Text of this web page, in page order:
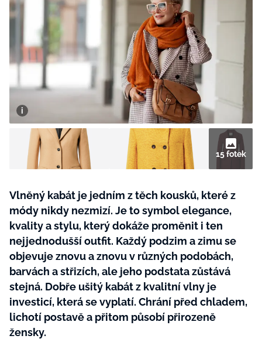
Životní styl
Všechny kategorie
Testy a kvízy
BYDLENÍ
Všechny kategorie
Tvoření
Rady a tipy
BurdaMedia
Extra
SVĚT ŽENY - 599 KČ
ROČNÍ PŘEDPLATNÉ SVĚT ŽENY +
SADA PRODUKTŮ MANA (10 ks)
15 fotek
Vlněný kabát je jedním z těch kousků, které z
módy nikdy nezmizí. Je to symbol elegance,
kvality a stylu, který dokáže proměnit i ten
nejjednodušší outfit. Každý podzim a zimu se
objevuje znovu a znovu v různých podobách,
barvách a střizích, ale jeho podstata zůstává
stejná. Dobře ušitý kabát z kvalitní vlny je
investicí, která se vyplatí. Chrání před chladem,
lichotí postavě a přitom působí přirozeně
žensky.